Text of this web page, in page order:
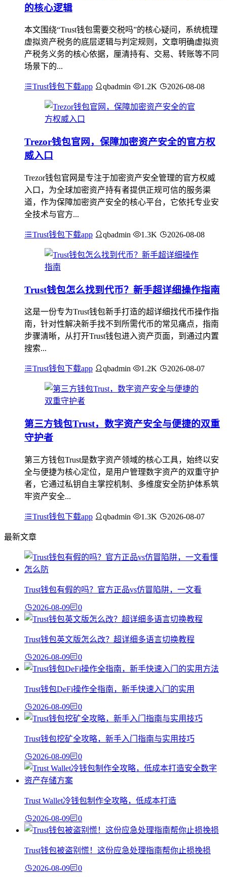
的核心逻辑
本文围绕“Trust钱包需要交税吗”的核心疑问，系统梳理
虚拟资产税务的底层逻辑与判定规则，文章明确虚拟资
产税务义务的核心依据，厘清持有、交易、转账等不同
场景下的...
Trust钱包下载app qbadmin 1.2K 2026-08-08
Trezor钱包官网，保障加密资产安全的官方权
威入口
Trezor钱包官网是专注于加密资产安全管理的官方权威
入口，为全球加密资产持有者提供正规可信的服务渠
道，作为保障加密资产安全的核心平台，它依托专业安
全技术与官方...
Trust钱包下载app qbadmin 1.3K 2026-08-08
Trust钱包怎么找到代币？新手超详细操作指南
这是一份专为Trust钱包新手打造的超详细找代币操作指
南，针对性解决新手找不到所需代币的常见痛点，指南
步骤清晰，从打开Trust钱包进入资产页面，到通过内置
搜索...
Trust钱包下载app qbadmin 1.2K 2026-08-07
第三方钱包Trust，数字资产安全与便捷的双重
守护者
第三方钱包Trust是数字资产领域的核心工具，始终以安
全与便捷为核心定位，是用户管理数字资产的双重守护
者，它通过私钥自主掌控机制、多维度安全防护体系筑
牢资产安全...
Trust钱包下载app qbadmin 1.3K 2026-08-07
最新文章
Trust钱包有假的吗？官方正品vs仿冒陷阱，一文看
2026-08-09 0
Trust钱包英文版怎么改？超详细多语言切换教程
2026-08-09 0
Trust钱包DeFi操作全指南，新手快速入门的实用
2026-08-09 0
Trust钱包挖矿全攻略，新手入门指南与实用技巧
2026-08-09 0
Trust Wallet冷钱包制作全攻略，低成本打造
2026-08-09 0
Trust钱包被盗别慌！这份应急处理指南帮你止损挽损
2026-08-09 0